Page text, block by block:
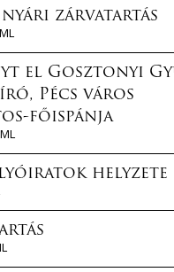
nyári zárvatartás
el Gosztonyi
Pécs város
főispánja
helyzete